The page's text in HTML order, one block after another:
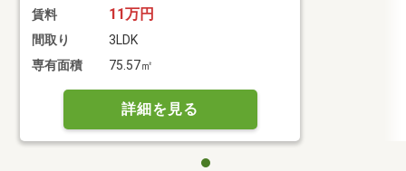
賃料 11万円
間取り
3LDK
専有面積
75.57㎡
詳細を見る